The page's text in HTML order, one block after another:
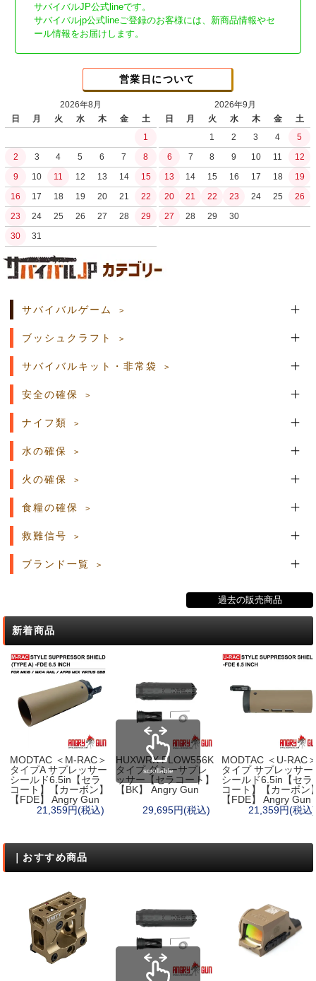
サバイバルJP公式lineです。
サバイバルjp公式lineご登録のお客様には、新商品情報やセ
ール情報をお届けします。
営業日について
2026年8月
日
月 火 水 木 金
土
1
2
3 4 5 6 7
8
9
10 11 12 13 14
15
16
17 18 19 20 21
22
23
24 25 26 27 28
29
30
31
2026年9月
日
月 火 水 木 金
土
1
2 3 4
5
6
7 8 9 10 11
12
13
14 15 16 17 18
19
20
21 22 23 24 25
26
27
28 29 30
土日祝日の商品発送はございません。
サバイバルゲーム
ブッシュクラフト
サバイバルキット・非常袋
安全の確保
ナイフ類
水の確保
火の確保
食糧の確保
救難信号
ブランド一覧
過去の販売商品
新着商品
MODTAC ＜M-RAC＞
タイプA サプレッサー
シールド6.5in【セラ
コート】【カーボン】
【FDE】 Angry Gun
21,359円(税込)
HUXWRX FLOW556K
タイプ ダミーサプレ
ッサー【セラコート】
【BK】 Angry Gun
29,695円(税込)
MODTAC ＜U-RAC
タイプ サプレッサー
シールド6.5in【セラ
コート】【カーボン
【FDE】 Angry Gun
21,359円(税込)
scrollable
｜おすすめ商品